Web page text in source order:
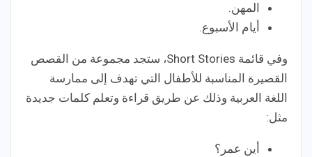
المهن.
أيام الأسبوع.
وفي قائمة Short Stories، ستجد مجموعة من القصص
القصيرة المناسبة للأطفال التي تهدف إلى ممارسة
اللغة العربية وذلك عن طريق قراءة وتعلم كلمات جديدة
مثل:
أين عمر؟